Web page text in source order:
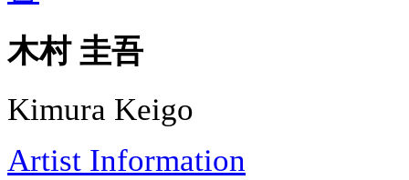
木村 圭吾
Kimura Keigo
Artist Information